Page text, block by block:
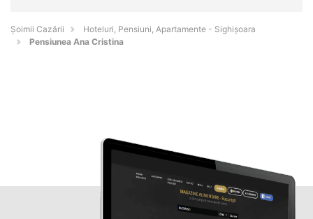
Șoimii Cazării
Hoteluri, Pensiuni, Apartamente - Sighişoara
Pensiunea Ana Cristina